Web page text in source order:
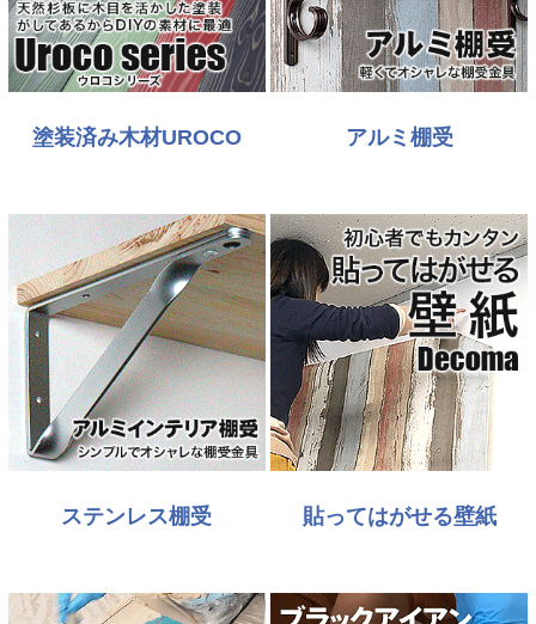
塗装済み木材UROCO アルミ棚受
ステンレス棚受 貼ってはがせる壁紙